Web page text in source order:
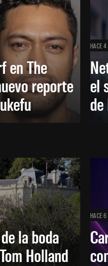
en The
reporte
HACE
el
la boda
Holland
HACE